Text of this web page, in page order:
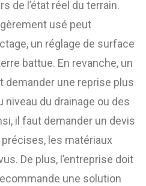
de l’état réel du terrain.
usé peut
un réglage de surface
battue. En revanche, un
demander une reprise plus
du drainage ou des
il faut demander un devis
les matériaux
De plus, l’entreprise doit
une solution